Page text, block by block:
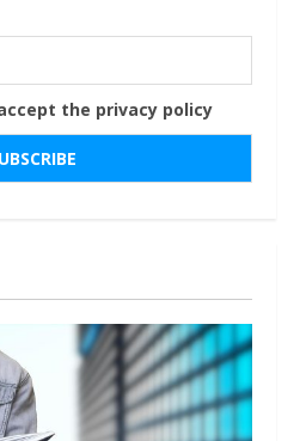
the privacy policy